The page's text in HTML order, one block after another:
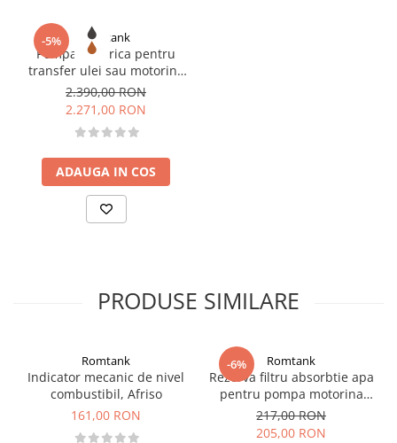
-5% Romtank
Pompa electrica pentru
transfer ulei sau motorina
VISCOMAT VANE 70, 230V
2.390,00 RON
2.271,00 RON
ADAUGA IN COS
PRODUSE SIMILARE
Romtank
Indicator mecanic de nivel
combustibil, Afriso
161,00 RON
-6% Romtank
Rezerva filtru absorbtie apa
pentru pompa motorina
CFD 70-30
217,00 RON
205,00 RON